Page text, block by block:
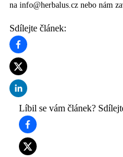
na info@herbalus.cz nebo nám
Sdílejte článek:
Líbil se vám článek?